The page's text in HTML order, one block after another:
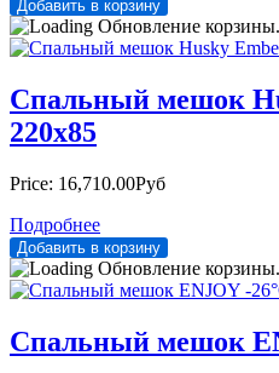
Обновление
Спальный мешок
220х85
Price: 16,710.00Руб
Подробнее
Обновление
Спальный мешок